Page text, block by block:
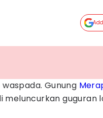
Gunung
guguran